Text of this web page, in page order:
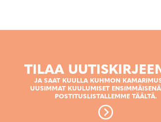
TILAA
JA SAAT KUULLA KUHMON
UUSIMMAT KUULUMISET
POSTITUSLISTALLEMME TÄÄLTÄ.